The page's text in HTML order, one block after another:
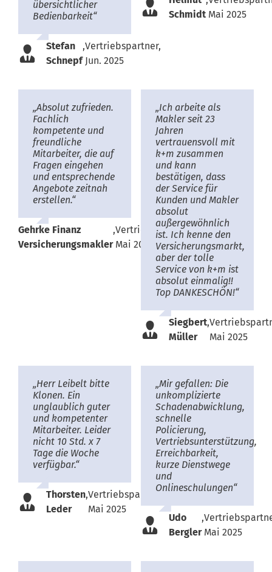
übersichtlicher
Bedienbarkeit“
Stefan
Schnepf
,Vertriebspartner,
Jun. 2025
Schmidt Mai 2025
„Absolut zufrieden.
Fachlich
kompetente und
freundliche
Mitarbeiter, die auf
Fragen eingehen
und entsprechende
Angebote zeitnah
erstellen.“
Gehrke Finanz
Versicherungsmakler
,Vertriebspartner,
Mai 2025
„Ich arbeite als
Makler seit 23
Jahren
vertrauensvoll mit
k+m zusammen
und kann
bestätigen, dass
der Service für
Kunden und Makler
absolut
außergewöhnlich
ist. Ich kenne den
Versicherungsmarkt,
aber der tolle
Service von k+m ist
absolut einmalig!!
Top DANKESCHÖN!“
Siegbert
Müller
,
Mai 2025
„Herr Leibelt bitte
Klonen. Ein
unglaublich guter
und kompetenter
Mitarbeiter. Leider
nicht 10 Std. x 7
Tage die Woche
verfügbar.“
Thorsten
Leder
,Vertriebspartner,
Mai 2025
„Mir gefallen: Die
unkomplizierte
Schadenabwicklung,
schnelle
Policierung,
Vertriebsunterstützung,
Erreichbarkeit,
kurze Dienstwege
und
Onlineschulungen“
Udo
Bergler
,
Mai 2025